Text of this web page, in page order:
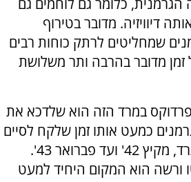
הגרמנית, כלומר גם לוחמים גם
דיוויזיה. מדובר בטירוף
שמחליטים לרתק כוחות רבים
מדובר בהרבה ותר משלושת
במרד הזה הוא שלדכא את
כמעט אותו זמן שלקח לסיים
את המערכה בסטלינגרד, מקיץ 42' ועד פברואר 43'.
ורשה הוא המקום היחיד למעט